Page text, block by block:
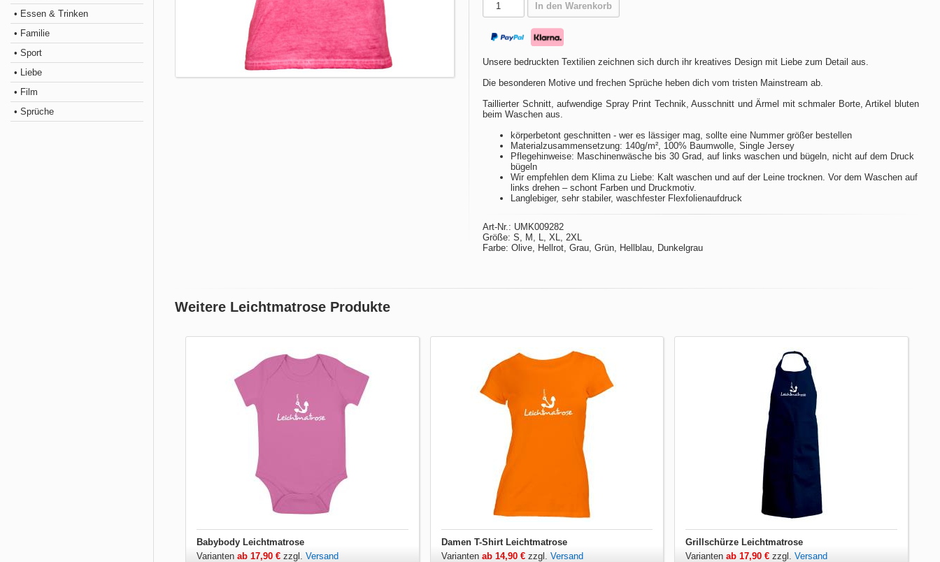
• Essen & Trinken
• Familie
• Sport
• Liebe
• Film
• Sprüche
In den Warenkorb
Unsere bedruckten Textilien zeichnen sich durch ihr kreatives Design mit Liebe zum Detail aus.
Die besonderen Motive und frechen Sprüche heben dich vom tristen Mainstream ab.
Taillierter Schnitt, aufwendige Spray Print Technik, Ausschnitt und Ärmel mit schmaler Borte, Artikel bluten
beim Waschen aus.
körperbetont geschnitten - wer es lässiger mag, sollte eine Nummer größer bestellen
Materialzusammensetzung: 140g/m², 100% Baumwolle, Single Jersey
Pflegehinweise: Maschinenwäsche bis 30 Grad, auf links waschen und bügeln, nicht auf dem Druck
bügeln
Wir empfehlen dem Klima zu Liebe: Kalt waschen und auf der Leine trocknen. Vor dem Waschen auf
links drehen – schont Farben und Druckmotiv.
Langlebiger, sehr stabiler, waschfester Flexfolienaufdruck
Art-Nr.: UMK009282
Größe: S, M, L, XL, 2XL
Farbe: Olive, Hellrot, Grau, Grün, Hellblau, Dunkelgrau
Weitere Leichtmatrose Produkte
Babybody Leichtmatrose
Varianten ab 17,90 € zzgl. Versand
Damen T-Shirt Leichtmatrose
Varianten ab 14,90 €zzgl. Versand
Grillschürze Leichtmatrose
Variantenab 17,90 € zzgl.Versand